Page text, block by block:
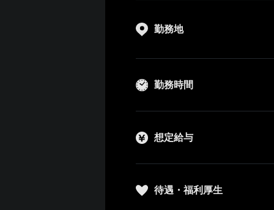
勤務地
勤務時間
想定給与
待遇・福利厚生